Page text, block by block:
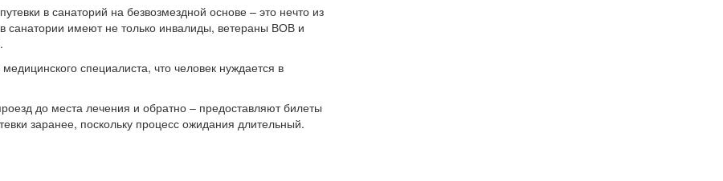
в санаторий на безвозмездной основе – это нечто из
санатории имеют не только инвалиды, ветераны ВОВ и
специалиста, что человек нуждается в
до места лечения и обратно – предоставляют билеты
заранее, поскольку процесс ожидания длительный.